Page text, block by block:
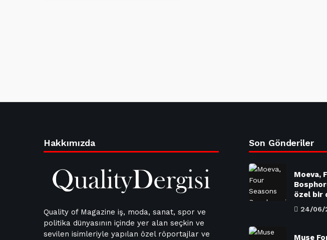
Hakkımızda
Quality of Magazine iş, moda, sanat, spor ve
politika dünyasının içinde yer alan seçkin ve
sevilen isimleriyle yapılan özel röportajlar ve
Son Gönderiler
Moeva,
özel bir
24/06/
Muse